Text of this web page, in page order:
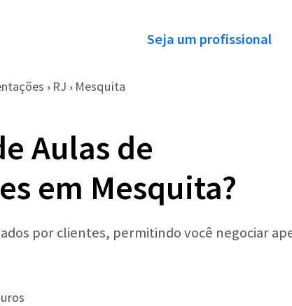
Seja um profissional
› RJ › Mesquita
Aulas de
em Mesquita?
por clientes, permitindo você negociar